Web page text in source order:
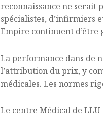
reconnaissance ne serait
spécialistes, d’infirmiers
Empire continuent d’être
La performance dans de
l’attribution du prix, y
médicales. Les normes
Le centre Médical de LLU